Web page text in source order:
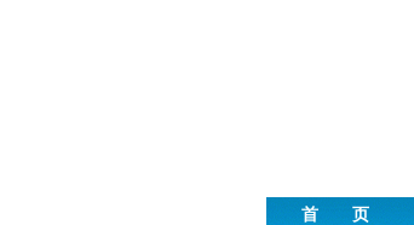
首 页